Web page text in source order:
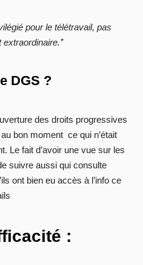
pour le télétravail, pas
DGS ?
des droits progressives
bon moment ce qui n’était
Le fait d’avoir une vue sur les
suivre aussi qui consulte
ont bien eu accès à l’info ce
: